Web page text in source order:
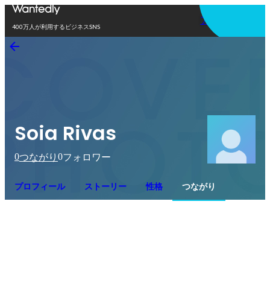
400万人が利用するビジネスSNS
アプリを使う
Soia Rivas
0つながり 0フォロワー
プロフィール ストーリー 性格 つながり